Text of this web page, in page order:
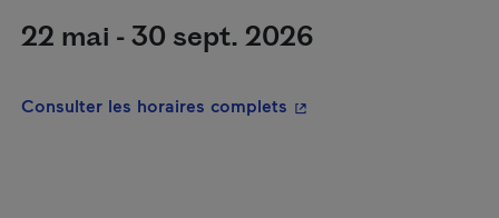
22 mai - 30 sept. 2026
Consulter les horaires complets - Cet hyperlien